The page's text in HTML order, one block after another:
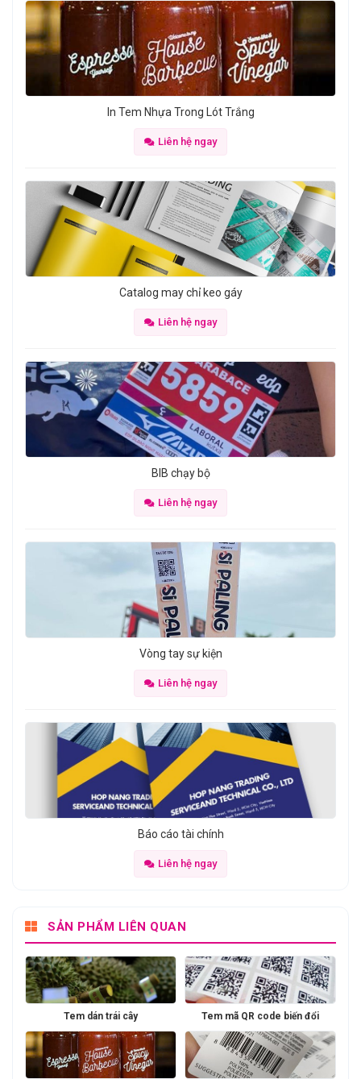
In Tem Nhựa Trong Lót Trắng
Liên hệ ngay
Catalog may chỉ keo gáy
Liên hệ ngay
BIB chạy bộ
Liên hệ ngay
Vòng tay sự kiện
Liên hệ ngay
Báo cáo tài chính
Liên hệ ngay
SẢN PHẨM LIÊN QUAN
Tem dán trái cây Tem mã QR code biến đổi